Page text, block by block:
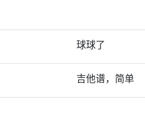
球球了
吉他谱，简单